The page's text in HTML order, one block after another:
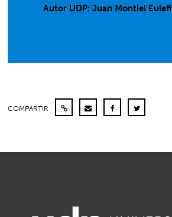
Autor UDP:Juan Montiel Eulefi
COMPARTIR